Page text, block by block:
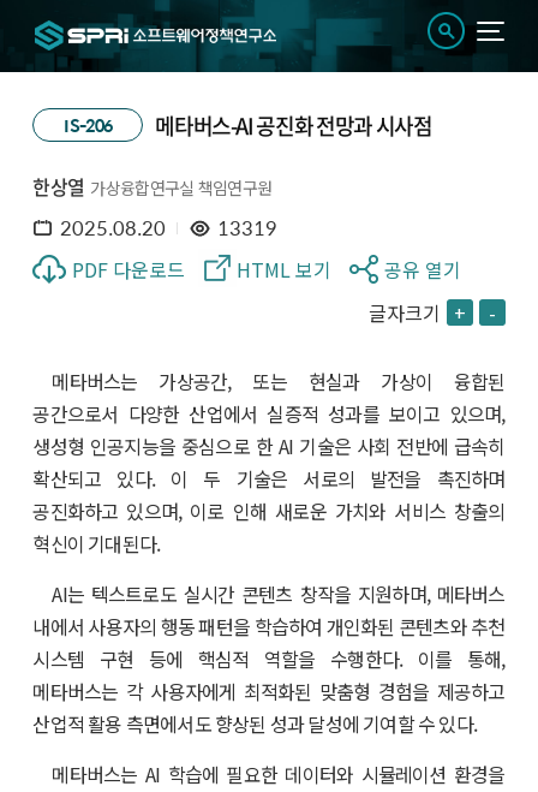
IS-206 메타버스-AI 공진화 전망과 시사점
한상열 가상융합연구실 책임연구원
2025.08.20 13319
PDF 다운로드 HTML 보기
공유 열기
글자크기 + -
메타버스는 가상공간, 또는 현실과 가상이 융합된
공간으로서 다양한 산업에서 실증적 성과를 보이고 있으며,
생성형 인공지능을 중심으로 한 AI 기술은 사회 전반에 급속히
확산되고 있다. 이 두 기술은 서로의 발전을 촉진하며
공진화하고 있으며, 이로 인해 새로운 가치와 서비스 창출의
혁신이 기대된다.
AI는 텍스트로도 실시간 콘텐츠 창작을 지원하며, 메타버스
내에서 사용자의 행동 패턴을 학습하여 개인화된 콘텐츠와 추천
시스템 구현 등에 핵심적 역할을 수행한다. 이를 통해,
메타버스는 각 사용자에게 최적화된 맞춤형 경험을 제공하고
산업적 활용 측면에서도 향상된 성과 달성에 기여할 수 있다.
메타버스는 AI 학습에 필요한 데이터와 시뮬레이션 환경을